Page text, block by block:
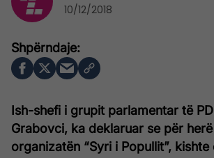
Ish-shefi i grupit parlamentar të
Grabovci, ka deklaruar se për
organizatën “Syri i Popullit”,
10/12/2018